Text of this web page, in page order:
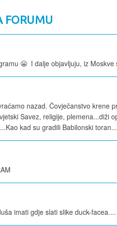
FORUMU
😬 I dalje objavljuju, iz Moskve
nazad. Čovječanstvo krene
Savez, religije, plemena...diži
kad su gradili Babilonski toran...
imati gdje slati slike duck-